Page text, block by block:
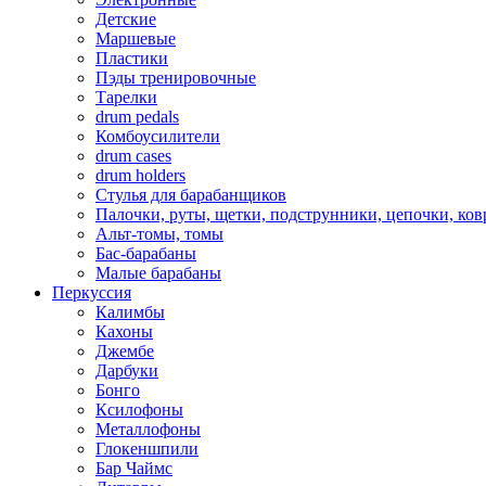
Детские
Маршевые
Пластики
Пэды тренировочные
Тарелки
drum pedals
Комбоусилители
drum cases
drum holders
Стулья для барабанщиков
Палочки, руты, щетки, подструнники, цепочки,
Альт-томы, томы
Бас-барабаны
Малые барабаны
Перкуссия
Калимбы
Кахоны
Джембе
Дарбуки
Бонго
Ксилофоны
Металлофоны
Глокеншпили
Бар Чаймс